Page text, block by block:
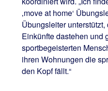
‚move at home‘
Übungsleiter
Einkünfte dastehen und
sportbegeisterten
ihren Wohnungen die
den Kopf fällt.“